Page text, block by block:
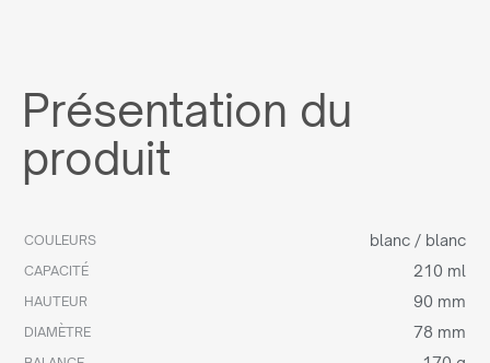
Présentation du
produit
COULEURS blanc / blanc
CAPACITÉ 210 ml
HAUTEUR 90 mm
DIAMÈTRE 78 mm